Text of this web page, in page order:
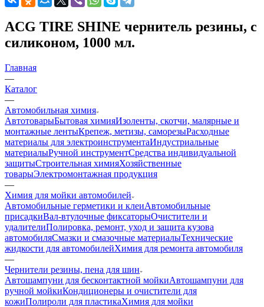
ACG TIRE SHINE чернитель резины, с
силиконом, 1000 мл.
Главная
—
Каталог
—
Автомобильная химия
АвтотоварыБытовая химияИзоленты, скотчи, малярные и
монтажные лентыКрепеж, метизы, саморезыРасходные
материалы для электроинструментаИндустриальные
материалыРучной инструментСредства индивидуальной
защитыСтроительная химияХозяйственные
товарыЭлектромонтажная продукция
—
Химия для мойки автомобилей
Автомобильные герметики и клеиАвтомобильные
присадкиВал-втулочные фиксаторыОчистители и
удалителиПолировка, ремонт, уход и защита кузова
автомобиляСмазки и смазочные материалыТехнические
жидкости для автомобилейХимия для ремонта автомобиля
—
Чернители резины, пена для шин
Автошампуни для бесконтактной мойкиАвтошампуни для
ручной мойкиКондиционеры и очистители для
кожиПолироли для пластикаХимия для мойки